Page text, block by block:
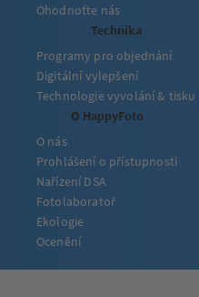
Ohodnoťte nás
Technika
Programy pro objednání
Digitální vylepšení
Technologie vyvolání & tisku
O HappyFoto
O nás
Prohlášení o přístupnosti
Nařízení DSA
Fotolaboratoř
Ekologie
Ocenění